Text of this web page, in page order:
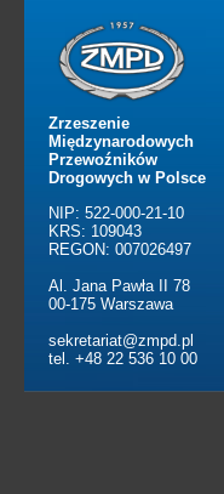
Zrzeszenie
Międzynarodowych
Przewoźników
Drogowych w Polsce
NIP: 522-000-21-10
KRS: 109043
REGON: 007026497
Al. Jana Pawła II 78
00-175 Warszawa
sekretariat@zmpd.pl
tel. +48 22 536 10 00